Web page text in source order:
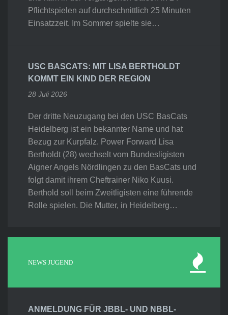
Pflichtspielen auf durchschnittlich 25 Minuten
Einsatzzeit. Im Sommer spielte sie…
USC BASCATS: MIT LISA BERTHOLDT
KOMMT EIN KIND DER REGION
28 Juli 2026
Der dritte Neuzugang bei den USC BasCats
Heidelberg ist ein bekannter Name und hat
Bezug zur Kurpfalz. Power Forward Lisa
Bertholdt (28) wechselt vom Bundesligisten
Aigner Angels Nördlingen zu den BasCats und
folgt damit ihrem Cheftrainer Niko Kuusi.
Berthold soll beim Zweitligisten eine führende
Rolle spielen. Die Mutter, in Heidelberg…
NEWS JUGEND
ANMELDUNG FÜR JBBL- UND NBBL-